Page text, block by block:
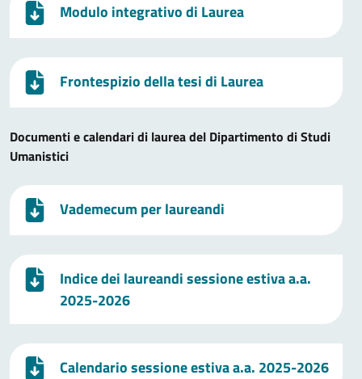
Modulo integrativo di Laurea
Frontespizio della tesi di Laurea
Documenti e calendari di laurea del Dipartimento di Studi
Umanistici
Vademecum per laureandi
Indice dei laureandi sessione estiva a.a.
2025-2026
Calendario sessione estiva a.a. 2025-2026